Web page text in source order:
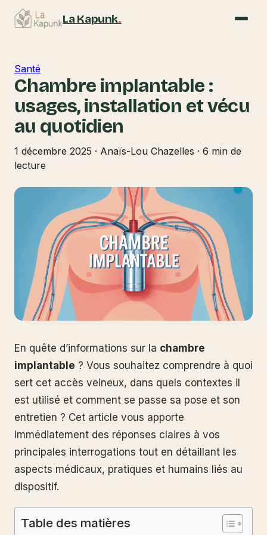
La Kapunk.
Santé
Chambre implantable :
usages, installation et vécu
au quotidien
1 décembre 2025 · Anaïs-Lou Chazelles · 6 min de
lecture
En quête d’informations sur la chambre
implantable ? Vous souhaitez comprendre à quoi
sert cet accès veineux, dans quels contextes il
est utilisé et comment se passe sa pose et son
entretien ? Cet article vous apporte
immédiatement des réponses claires à vos
principales interrogations tout en détaillant les
aspects médicaux, pratiques et humains liés au
dispositif.
Table des matières